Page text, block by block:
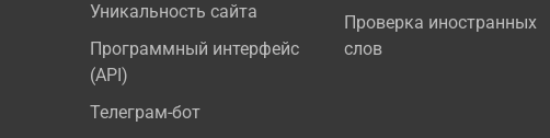
Уникальность сайта
Программный интерфейс
(API)
Телеграм-бот
Проверка иностранных
слов